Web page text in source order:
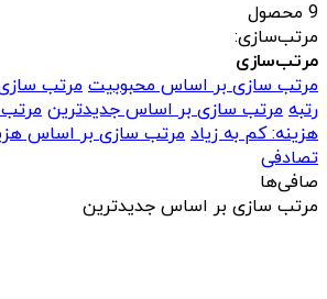
9 محصول
مرتب‌سازی:
مرتب‌سازی
مرتب سازی بر اساس محبوبیت مرتب
رتبه مرتب سازی بر اساس جدیدترین
هزینه: کم به زیاد مرتب سازی بر اساس
تصادفی
صافی‌ها
مرتب سازی بر اساس جدیدترین